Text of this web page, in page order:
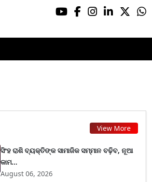
View More
ସିଂହ ରାଶି ବ୍ୟକ୍ତିଙ୍କ ସାମାଜିକ ସମ୍ମାନ ବଢ଼ିବ, ନୂଆ
କାମ...
August 06, 2026